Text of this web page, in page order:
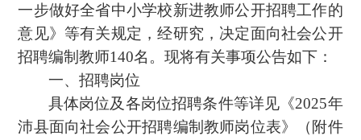
一步做好全省中小学校新进教师公开招聘工作的
意见》等有关规定，经研究，决定面向社会公开
招聘编制教师140名。现将有关事项公告如下：
一、招聘岗位
具体岗位及各岗位招聘条件等详见《2025年
沛县面向社会公开招聘编制教师岗位表》（附件